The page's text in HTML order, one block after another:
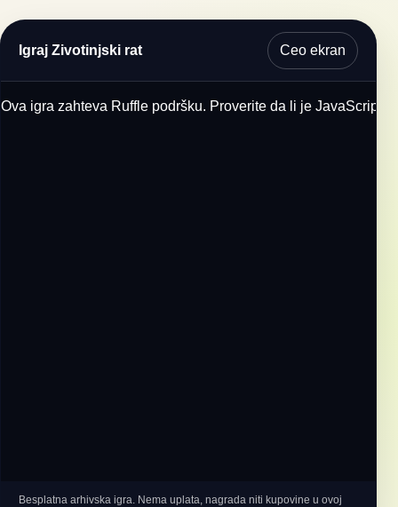
Igraj Zivotinjski rat Ceo ekran
Ova igra zahteva Ruffle podršku. Proverite da li je JavaScript
Besplatna arhivska igra. Nema uplata, nagrada niti kupovine u ovoj